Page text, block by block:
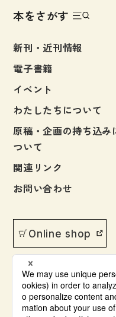
定期刊行物
本をさがす
新刊・近刊情報
電子書籍
イベント
わたしたちについて
原稿・企画の持ち込み
ついて
関連リンク
お問い合わせ
Online shop
Japanese